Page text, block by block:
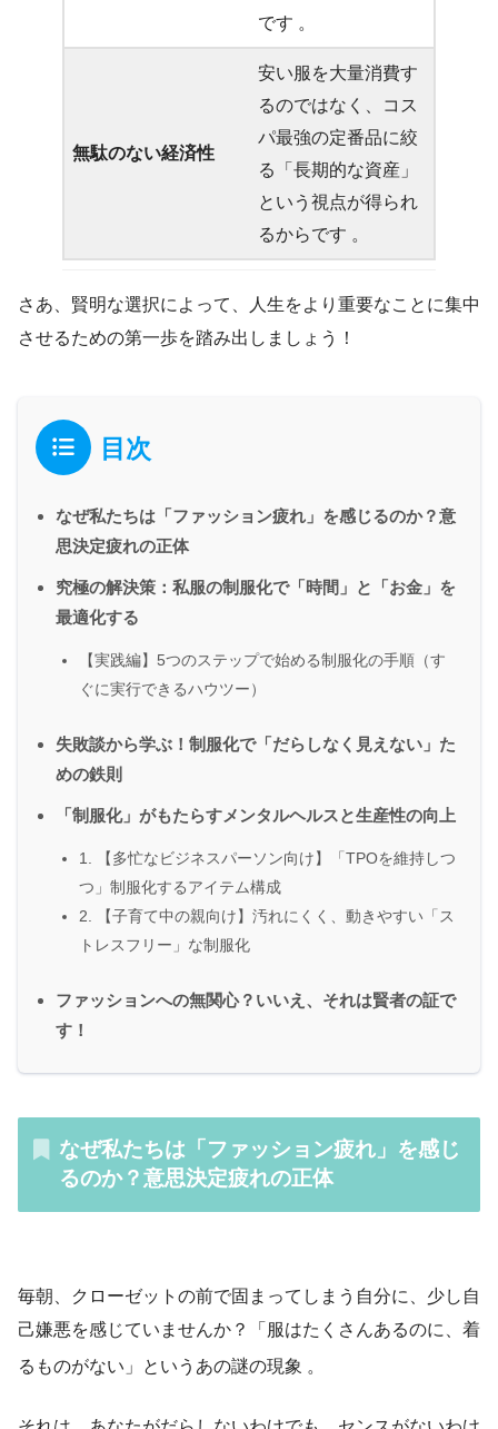
です 。
無駄のない経済性
安い服を大量消費す
るのではなく、コス
パ最強の定番品に絞
る「長期的な資産」
という視点が得られ
るからです 。
さあ、賢明な選択によって、人生をより重要なことに集中
させるための第一歩を踏み出しましょう！
目次
なぜ私たちは「ファッション疲れ」を感じるのか？意
思決定疲れの正体
究極の解決策：私服の制服化で「時間」と「お金」を
最適化する
【実践編】5つのステップで始める制服化の手順（す
ぐに実行できるハウツー）
失敗談から学ぶ！制服化で「だらしなく見えない」た
めの鉄則
「制服化」がもたらすメンタルヘルスと生産性の向上
1. 【多忙なビジネスパーソン向け】「TPOを維持しつ
つ」制服化するアイテム構成
2. 【子育て中の親向け】汚れにくく、動きやすい「ス
トレスフリー」な制服化
ファッションへの無関心？いいえ、それは賢者の証で
す！
なぜ私たちは「ファッション疲れ」を感じ
るのか？意思決定疲れの正体
毎朝、クローゼットの前で固まってしまう自分に、少し自
己嫌悪を感じていませんか？「服はたくさんあるのに、着
るものがない」というあの謎の現象 。